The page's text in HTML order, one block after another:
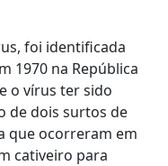
foi identificada
1970 na República
o vírus ter sido
de dois surtos de
que ocorreram em
cativeiro para